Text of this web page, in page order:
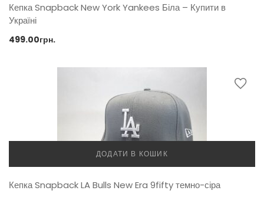
Кепка Snapback New York Yankees Біла – Купити в
Україні
499.00грн.
ДОДАТИ В КОШИК
Кепка Snapback LA Bulls New Era 9fifty темно-сіра